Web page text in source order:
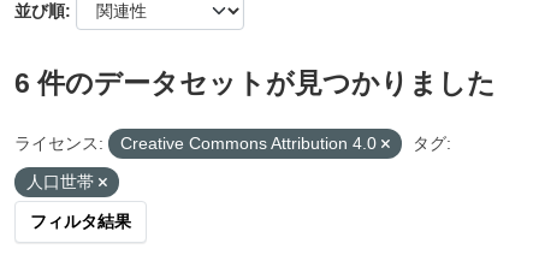
並び順
6 件のデータセットが見つかりました
ライセンス: Creative Commons Attribution 4.0
タグ:
人口世帯
フィルタ結果